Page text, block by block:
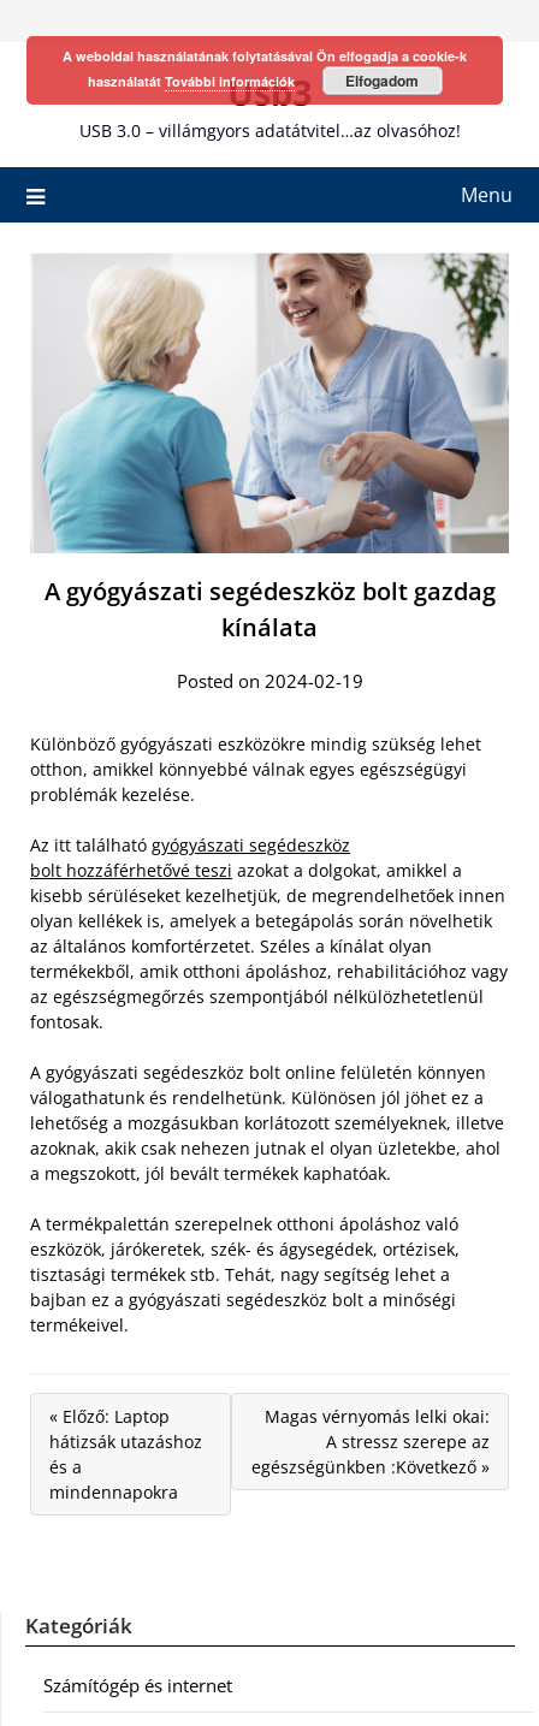
Usb3
USB 3.0 – villámgyors adatátvitel…az olvasóhoz!
Menu
A gyógyászati segédeszköz bolt gazdag
kínálata
Posted on 2024-02-19
Különböző gyógyászati eszközökre mindig szükség lehet
otthon, amikkel könnyebbé válnak egyes egészségügyi
problémák kezelése.
Az itt található gyógyászati segédeszköz
bolt hozzáférhetővé teszi azokat a dolgokat, amikkel a
kisebb sérüléseket kezelhetjük, de megrendelhetőek innen
olyan kellékek is, amelyek a betegápolás során növelhetik
az általános komfortérzetet. Széles a kínálat olyan
termékekből, amik otthoni ápoláshoz, rehabilitációhoz vagy
az egészségmegőrzés szempontjából nélkülözhetetlenül
fontosak.
A gyógyászati segédeszköz bolt online felületén könnyen
válogathatunk és rendelhetünk. Különösen jól jöhet ez a
lehetőség a mozgásukban korlátozott személyeknek, illetve
azoknak, akik csak nehezen jutnak el olyan üzletekbe, ahol
a megszokott, jól bevált termékek kaphatóak.
A termékpalettán szerepelnek otthoni ápoláshoz való
eszközök, járókeretek, szék- és ágysegédek, ortézisek,
tisztasági termékek stb. Tehát, nagy segítség lehet a
bajban ez a gyógyászati segédeszköz bolt a minőségi
termékeivel.
« Előző: Laptop
hátizsák utazáshoz
és a
mindennapokra
Magas vérnyomás lelki okai:
A stressz szerepe az
egészségünkben :Következő »
Kategóriák
Számítógép és internet
A weboldal használatának folytatásával Ön elfogadja a cookie-k
használatát További információk Elfogadom